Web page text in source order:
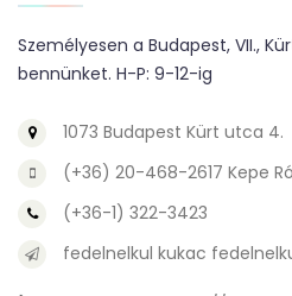
Személyesen a Budapest, VII.,
bennünket. H-P: 9-12-ig
1073 Budapest Kürt utca 4.
(+36) 20-468-2617 Kepe
(+36-1) 322-3423
fedelnelkul kukac